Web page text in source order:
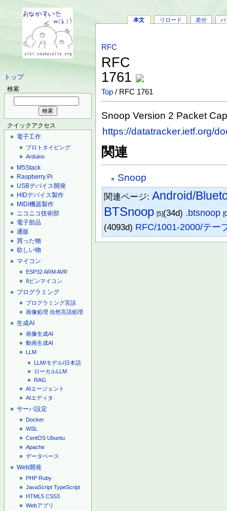
トップ
検索
クイックアクセス
電子工作
プロトタイピング
Arduino
M5Stack
Raspberry Pi
USBデバイス開発
HIDデバイス製作
MIDI機器製作
ニコニコ技術部
電子部品
通販
買った物
欲しい物
マイコン
ESP32ARMAVR
8ピンマイコン
プログラミング
プログラミング言語
画像処理 自然言語処理
生成AI
画像生成AI
動画生成AI
LLM
LLM/モデル/日本語
ローカルLLM
RAG
AIエージェント
AIエディタ
サーバ設定
Docker
WSL
CentOS Ubuntu
Apache
データベース
Web開発
PHP Ruby
JavaScript TypeScript
HTML5 CSS3
Webアプリ
本文 リロード 差分 バ
RFC
RFC
1761
Top / RFC 1761
Snoop Version 2 Packet
https://datatracker.ietf.org/
関連
Snoop
関連ページ:Android/
BTSnoop [5](34d) .btsnoop
(4093d) RFC/1001-2000/テー